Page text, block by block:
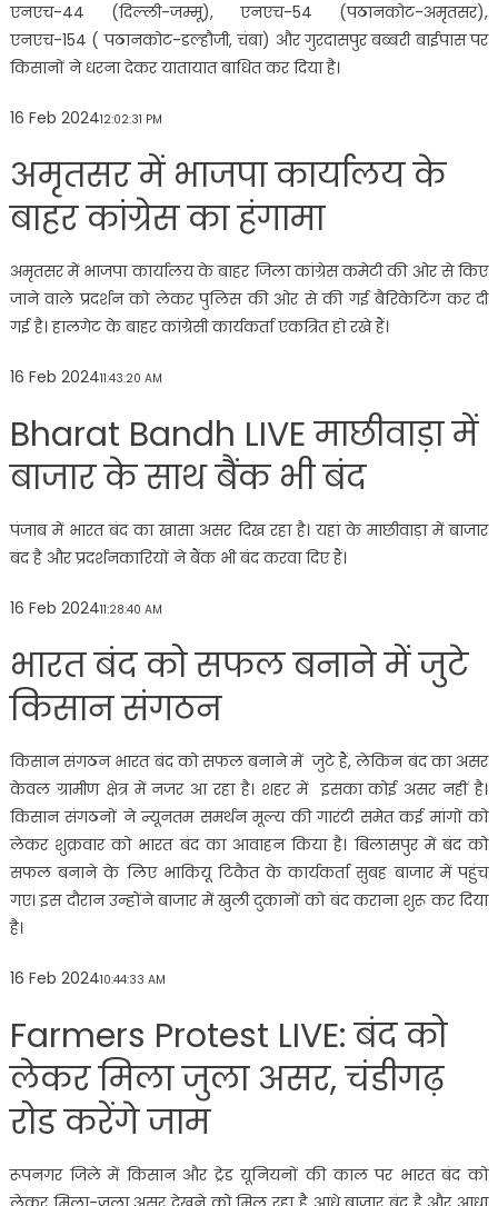
एनएच-44 (दिल्ली-जम्मू), एनएच-54 (पठानकोट-अमृतसर),
एनएच-154 ( पठानकोट-डल्हौजी, चंबा) और गुरदासपुर बब्बरी बाईपास पर
किसानों ने धरना देकर यातायात बाधित कर दिया है।
16 Feb 202412:02:31 PM
अमृतसर में भाजपा कार्यालय के
बाहर कांग्रेस का हंगामा
अमृतसर में भाजपा कार्यालय के बाहर जिला कांग्रेस कमेटी की ओर से किए
जाने वाले प्रदर्शन को लेकर पुलिस की ओर से की गई बैरिकेटिंग कर दी
गई है। हालगेट के बाहर कांग्रेसी कार्यकर्ता एकत्रित हो रखे हैं।
16 Feb 202411:43:20 AM
Bharat Bandh LIVE माछीवाड़ा में
बाजार के साथ बैंक भी बंद
पंजाब में भारत बंद का खासा असर दिख रहा है। यहां के माछीवाड़ा में बाजार
बंद है और प्रदर्शनकारियों ने बैंक भी बंद करवा दिए हैं।
16 Feb 202411:28:40 AM
भारत बंद को सफल बनाने में जुटे
किसान संगठन
किसान संगठन भारत बंद को सफल बनाने में जुटे हैं, लेकिन बंद का असर
केवल ग्रामीण क्षेत्र में नजर आ रहा है। शहर में इसका कोई असर नहीं है।
किसान संगठनों ने न्यूनतम समर्थन मूल्य की गारंटी समेत कई मांगों को
लेकर शुक्रवार को भारत बंद का आवाहन किया है। बिलासपुर में बंद को
सफल बनाने के लिए भाकियू टिकैत के कार्यकर्ता सुबह बाजार में पहुंच
गए। इस दौरान उन्होंने बाजार में खुली दुकानों को बंद कराना शुरू कर दिया
है।
16 Feb 202410:44:33 AM
Farmers Protest LIVE: बंद को
लेकर मिला जुला असर, चंडीगढ़
रोड करेंगे जाम
रूपनगर जिले में किसान और ट्रेड यूनियनों की काल पर भारत बंद को